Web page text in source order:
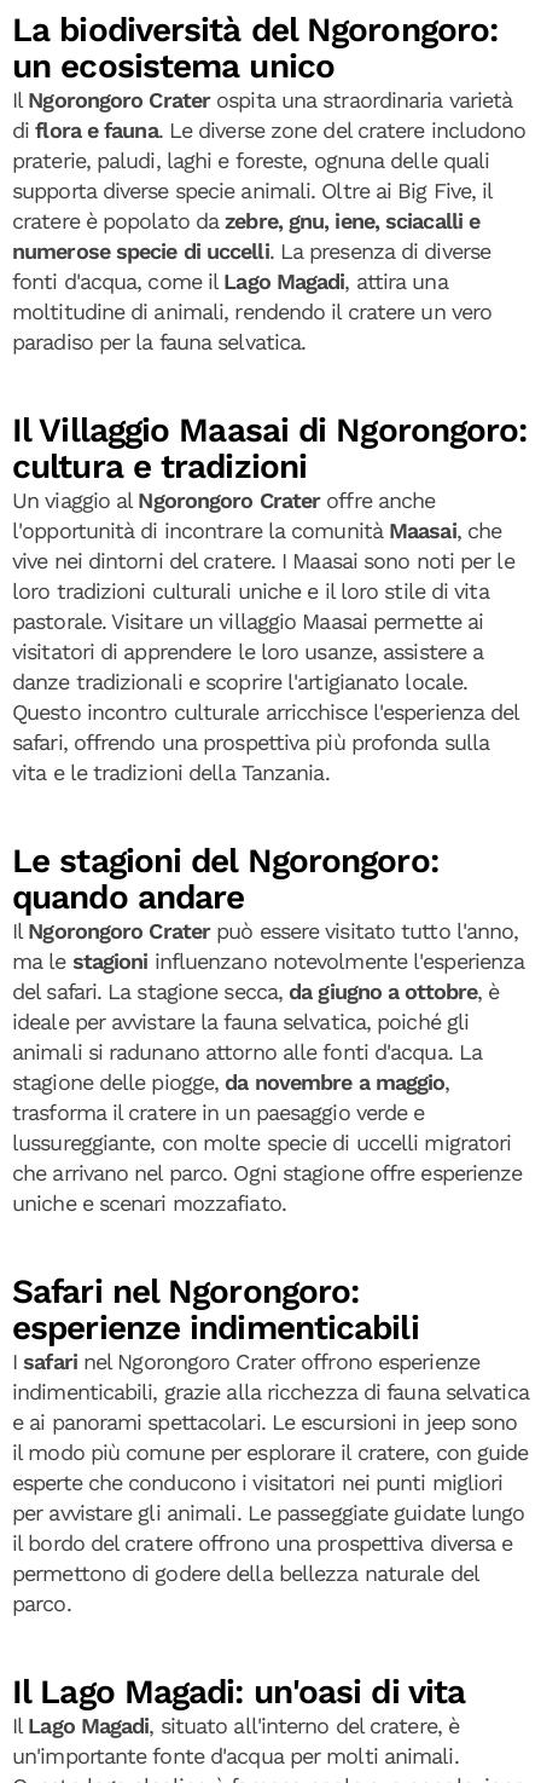
La biodiversità del Ngorongoro:
un ecosistema unico
Il Ngorongoro Craterospita una straordinaria varietà
diflora e fauna. Le diverse zone del cratere includono
praterie, paludi, laghi e foreste, ognuna delle quali
supporta diverse specie animali. Oltre ai Big Five, il
cratere è popolato dazebre, gnu, iene, sciacalli e
numerose specie di uccelli. La presenza di diverse
fonti d'acqua, come il Lago Magadi, attira una
moltitudine di animali, rendendo il cratere un vero
paradiso per la fauna selvatica.
Il Villaggio Maasai di Ngorongoro:
cultura e tradizioni
Un viaggio al Ngorongoro Crateroffre anche
l'opportunità di incontrare la comunità Maasai, che
vive nei dintorni del cratere. I Maasai sono noti per le
loro tradizioni culturali uniche e il loro stile di vita
pastorale. Visitare un villaggio Maasai permette ai
visitatori di apprendere le loro usanze, assistere a
danze tradizionali e scoprire l'artigianato locale.
Questo incontro culturale arricchisce l'esperienza del
safari, offrendo una prospettiva più profonda sulla
vita e le tradizioni della Tanzania.
Le stagioni del Ngorongoro:
quando andare
Il Ngorongoro Craterpuò essere visitato tutto l'anno,
ma le stagioni influenzano notevolmente l'esperienza
del safari. La stagione secca,da giugno a ottobre, è
ideale per avvistare la fauna selvatica, poiché gli
animali si radunano attorno alle fonti d'acqua. La
stagione delle piogge,da novembre a maggio,
trasforma il cratere in un paesaggio verde e
lussureggiante, con molte specie di uccelli migratori
che arrivano nel parco. Ogni stagione offre esperienze
uniche e scenari mozzafiato.
Safari nel Ngorongoro:
esperienze indimenticabili
Isafarinel Ngorongoro Crater offrono esperienze
indimenticabili, grazie alla ricchezza di fauna selvatica
e ai panorami spettacolari. Le escursioni in jeep sono
il modo più comune per esplorare il cratere, con guide
esperte che conducono i visitatori nei punti migliori
per avvistare gli animali. Le passeggiate guidate lungo
il bordo del cratere offrono una prospettiva diversa e
permettono di godere della bellezza naturale del
parco.
Il Lago Magadi: un'oasi di vita
Il Lago Magadi, situato all'interno del cratere, è
un'importante fonte d'acqua per molti animali.